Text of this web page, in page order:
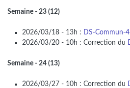
Semaine - 23 (12)
2026/03/18 - 13h :
DS-Commun-4
2026/03/20 - 10h : Correction du
Semaine - 24 (13)
2026/03/27 - 10h : Correction du